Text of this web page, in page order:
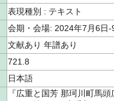
表現種別 : テキスト
会期・会場: 2024年7月6日
文献あり 年譜あり
721.8
日本語
『広重と国芳 那珂川町馬